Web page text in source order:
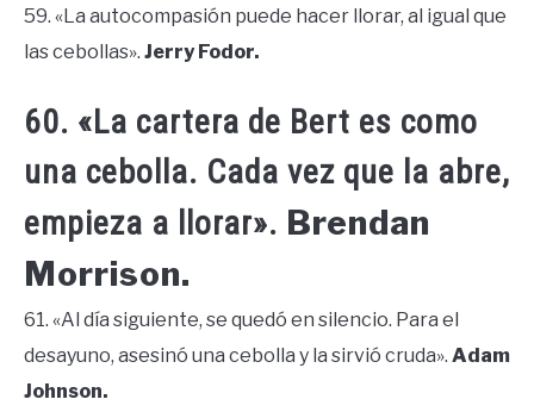
59. «La autocompasión puede hacer llorar, al igual que
las cebollas». Jerry Fodor.
60. «La cartera de Bert es como
una cebolla. Cada vez que la abre,
empieza a llorar». Brendan
Morrison.
61. «Al día siguiente, se quedó en silencio. Para el
desayuno, asesinó una cebolla y la sirvió cruda». Adam
Johnson.